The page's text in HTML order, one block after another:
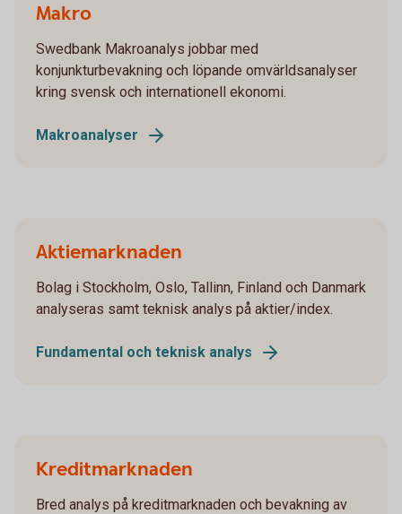
Makro
Swedbank Makroanalys jobbar med
konjunkturbevakning och löpande omvärldsanalyser
kring svensk och internationell ekonomi.
Makroanalyser
Aktiemarknaden
Bolag i Stockholm, Oslo, Tallinn, Finland och Danmark
analyseras samt teknisk analys på aktier/index.
Fundamental och teknisk analys
Kreditmarknaden
Bred analys på kreditmarknaden och bevakning av